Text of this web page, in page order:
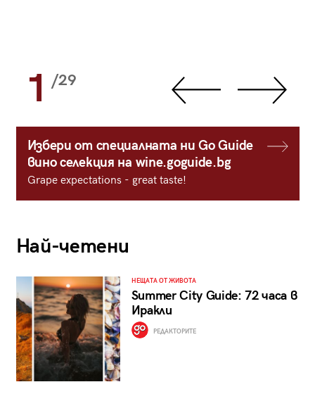
1 /29
Избери от специалната ни Go Guide
вино селекция на wine.goguide.bg
Grape expectations - great taste!
Най-четени
НЕЩАТА ОТ ЖИВОТА
Summer City Guide: 72 часа в
Иракли
РЕДАКТОРИТЕ